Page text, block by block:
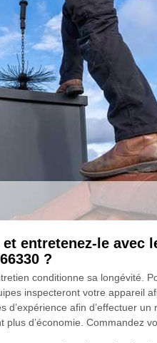
entretenez-le
?
conditionne sa longévité.
inspecteront votre appareil
d’expérience afin d’effectuer
d’économie. Commandez